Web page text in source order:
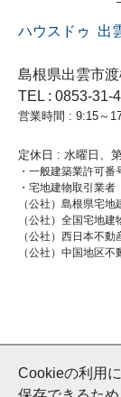
Cookieの利用
ハウスドゥ 出
島根県出雲市
TEL : 0853-31-
営業時間 : 9:15～
定休日 : 水曜日、
・一般建築業許可
・宅地建物取引業
（公社）島根県宅
（公社）全国宅地
（公社）西日本不
（公社）中国地区
and